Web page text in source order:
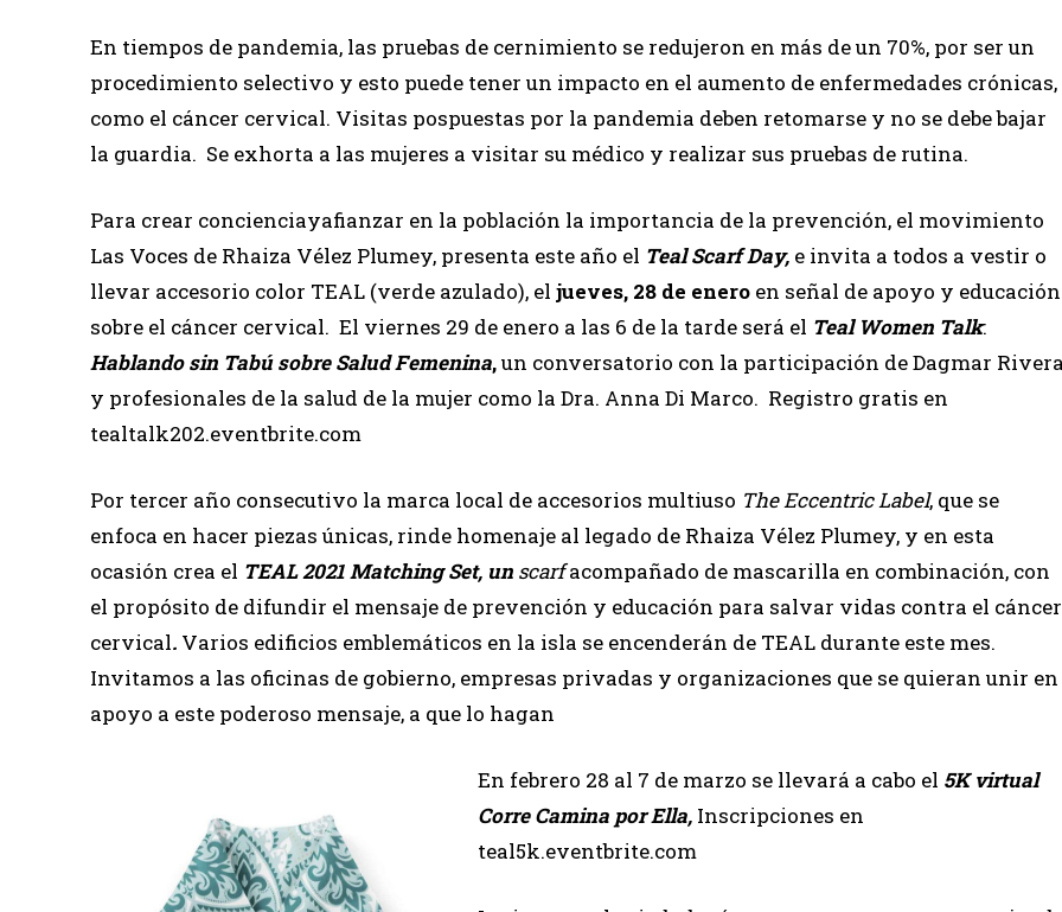
En tiempos de pandemia, las pruebas de cernimiento se redujeron en más de un 70%, por ser un
procedimiento selectivo y esto puede tener un impacto en el aumento de enfermedades crónicas,
como el cáncer cervical. Visitas pospuestas por la pandemia deben retomarse y no se debe bajar
la guardia. Se exhorta a las mujeres a visitar su médico y realizar sus pruebas de rutina.
Para crear concienciayafianzar en la población la importancia de la prevención, el movimiento
Las Voces de Rhaiza Vélez Plumey, presenta este año el Teal Scarf Day, e invita a todos a vestir o
llevar accesorio color TEAL (verde azulado), el jueves, 28 de enero en señal de apoyo y educación
sobre el cáncer cervical. El viernes 29 de enero a las 6 de la tarde será el Teal Women Talk:
Hablando sin Tabú sobre Salud Femenina,un conversatorio con la participación de Dagmar Rivera
y profesionales de la salud de la mujer como la Dra. Anna Di Marco. Registro gratis en
tealtalk202.eventbrite.com
Por tercer año consecutivo la marca local de accesorios multiuso The Eccentric Label, que se
enfoca en hacer piezas únicas, rinde homenaje al legado de Rhaiza Vélez Plumey, y en esta
ocasión crea el TEAL 2021 Matching Set, un scarfacompañado de mascarilla en combinación, con
el propósito de difundir el mensaje de prevención y educación para salvar vidas contra el cáncer
cervical. Varios edificios emblemáticos en la isla se encenderán de TEAL durante este mes.
Invitamos a las oficinas de gobierno, empresas privadas y organizaciones que se quieran unir en
apoyo a este poderoso mensaje, a que lo hagan
En febrero 28 al 7 de marzo se llevará a cabo el 5K virtual
Corre Camina por Ella, Inscripciones en
teal5k.eventbrite.com